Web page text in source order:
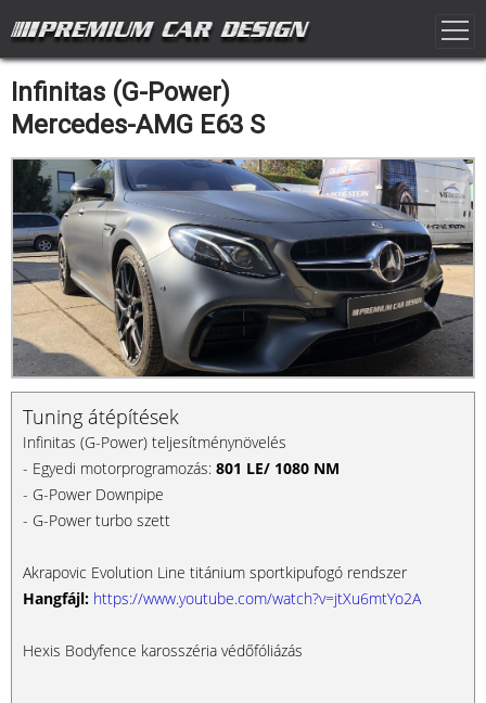
Infinitas (G-Power)
Mercedes-AMG E63 S
Tuning átépítések
Infinitas (G-Power) teljesítménynövelés
- Egyedi motorprogramozás: 801 LE/ 1080 NM
- G-Power Downpipe
- G-Power turbo szett
Akrapovic Evolution Line titánium sportkipufogó rendszer
Hangfájl: https://www.youtube.com/watch?v=jtXu6mtYo2A
Hexis Bodyfence karosszéria védőfóliázás